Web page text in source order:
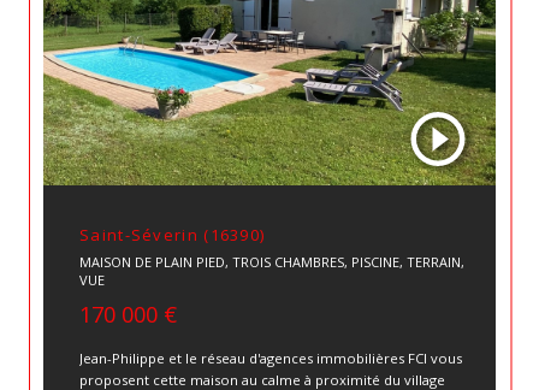
Saint-Séverin (16390)
MAISON DE PLAIN PIED, TROIS CHAMBRES, PISCINE, TERRAIN,
VUE
170 000 €
Jean-Philippe et le réseau d'agences immobilières FCI vous
proposent cette maison au calme à proximité du village